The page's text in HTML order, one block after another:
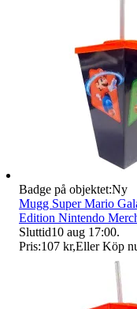
Badge på objektet:Ny
Mugg Super Mario
Edition Nintendo
Sluttid10 aug 17:00.
Pris:107 kr,Eller Köp